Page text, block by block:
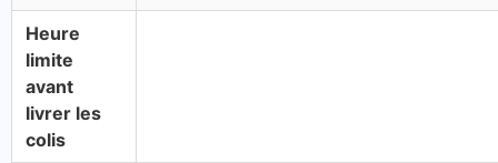
Heure
limite
avant
livrer les
colis